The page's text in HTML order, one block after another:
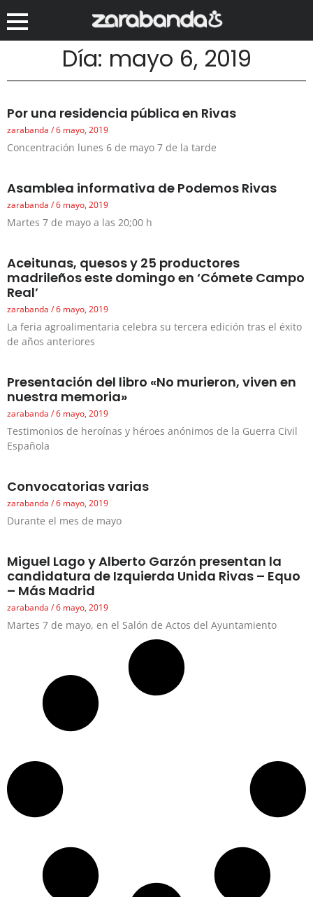
Día: mayo 6, 2019
Por una residencia pública en Rivas
zarabanda 6 mayo, 2019
Concentración lunes 6 de mayo 7 de la tarde
Asamblea informativa de Podemos Rivas
zarabanda 6 mayo, 2019
Martes 7 de mayo a las 20;00 h
Aceitunas, quesos y 25 productores
madrileños este domingo en ‘Cómete Campo
Real’
zarabanda 6 mayo, 2019
La feria agroalimentaria celebra su tercera edición tras el éxito
de años anteriores
Presentación del libro «No murieron, viven en
nuestra memoria»
zarabanda 6 mayo, 2019
Testimonios de heroínas y héroes anónimos de la Guerra Civil
Española
Convocatorias varias
zarabanda 6 mayo, 2019
Durante el mes de mayo
Miguel Lago y Alberto Garzón presentan la
candidatura de Izquierda Unida Rivas – Equo
– Más Madrid
zarabanda 6 mayo, 2019
Martes 7 de mayo, en el Salón de Actos del Ayuntamiento